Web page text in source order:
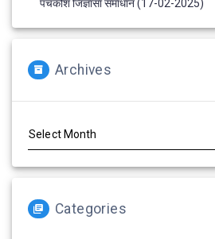
पंचकोश जिज्ञासा समाधान (17-02-2025)
Archives
Categories